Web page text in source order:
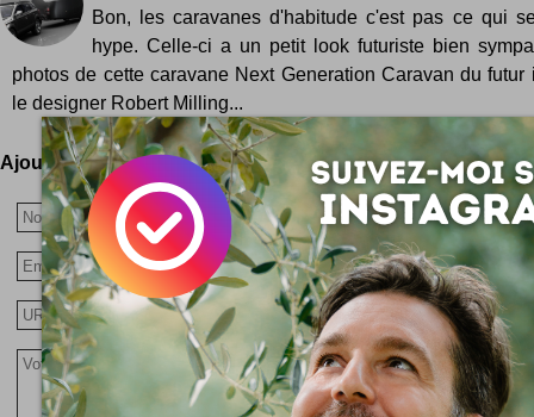
Bon, les caravanes d'habitude c'est pas ce qui
hype. Celle-ci a un petit look futuriste bien
photos de cette caravane Next Generation Caravan du futur
le designer Robert Milling...
Ajoutez votre avis !